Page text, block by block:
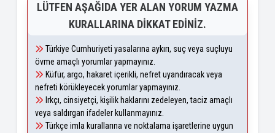
LÜTFEN AŞAĞIDA YER ALAN YORUM YAZMA
KURALLARINA DIKKAT EDINIZ.
Türkiye Cumhuriyeti yasalarına aykırı, suç veya suçluyu
övme amaçlı yorumlar yapmayınız.
Küfür, argo, hakaret içerikli, nefret uyandıracak veya
nefreti körükleyecek yorumlar yapmayınız.
Irkçı, cinsiyetçi, kişilik haklarını zedeleyen, taciz amaçlı
veya saldırgan ifadeler kullanmayınız.
Türkçe imla kurallarına ve noktalama işaretlerine uygun